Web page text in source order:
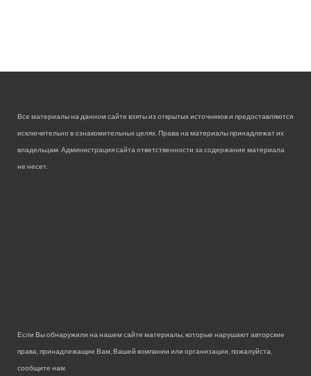
Все материалы на данном сайте взяты из открытых источников и предоставляются
исключительно в ознакомительных целях. Права на материалы принадлежат их
владельцам. Администрация сайта ответственности за содержание материала
не несет.
Если Вы обнаружили на нашем сайте материалы, которые нарушают авторские
права, принадлежащие Вам, Вашей компании или организации, пожалуйста,
сообщите нам.